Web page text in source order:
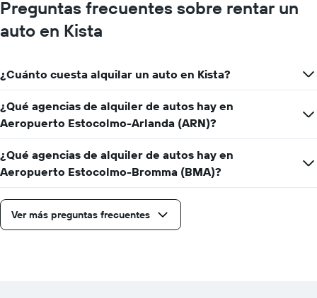
más
barato
de
auto
de
renta
por
empresa.
Preguntas frecuentes sobre rentar un
auto en Kista
¿Cuánto cuesta alquilar un auto en Kista?
¿Qué agencias de alquiler de autos hay en
Aeropuerto Estocolmo-Arlanda (ARN)?
¿Qué agencias de alquiler de autos hay en
Aeropuerto Estocolmo-Bromma (BMA)?
Ver más preguntas frecuentes